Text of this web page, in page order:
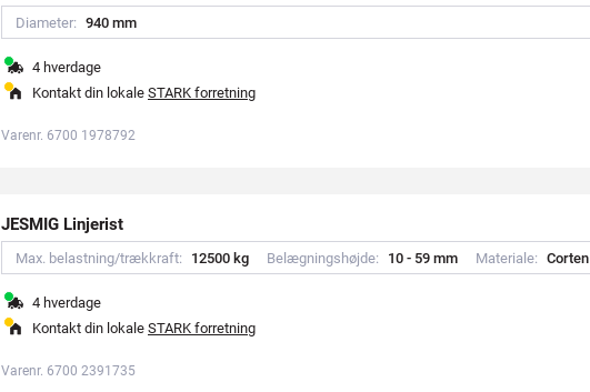
Diameter: 940 mm
4 hverdage
Kontakt din lokale STARK forretning
Varenr. 6700 1978792
JESMIG Linjerist
Max. belastning/trækkraft:
12500 kg Belægningshøjde: 10 - 59 mm Materiale: Corten
4 hverdage
Kontakt din lokale STARK forretning
Varenr. 6700 2391735